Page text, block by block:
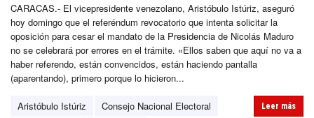
CARACAS.- El vicepresidente venezolano, Aristóbulo Istúriz, aseguró
hoy domingo que el referéndum revocatorio que intenta solicitar la
oposición para cesar el mandato de la Presidencia de Nicolás Maduro
no se celebrará por errores en el trámite. «Ellos saben que aquí no va a
haber referendo, están convencidos, están haciendo pantalla
(aparentando), primero porque lo hicieron...
Aristóbulo Istúriz
Consejo Nacional Electoral
Leer más